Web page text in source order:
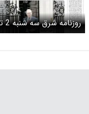
1405 شماره 5416